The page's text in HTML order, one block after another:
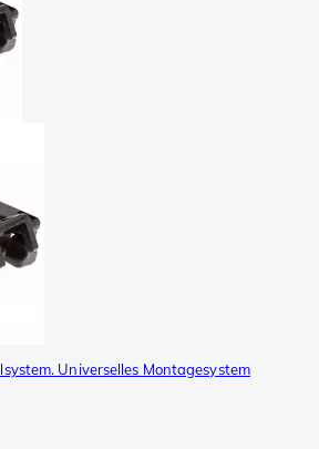
Universelles Montagesystem